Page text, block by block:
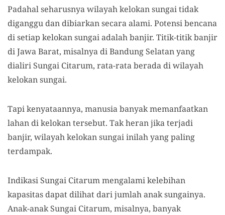
Padahal seharusnya wilayah kelokan sungai tidak
diganggu dan dibiarkan secara alami. Potensi bencana
di setiap kelokan sungai adalah banjir. Titik-titik banjir
di Jawa Barat, misalnya di Bandung Selatan yang
dialiri Sungai Citarum, rata-rata berada di wilayah
kelokan sungai.
Tapi kenyataannya, manusia banyak memanfaatkan
lahan di kelokan tersebut. Tak heran jika terjadi
banjir, wilayah kelokan sungai inilah yang paling
terdampak.
Indikasi Sungai Citarum mengalami kelebihan
kapasitas dapat dilihat dari jumlah anak sungainya.
Anak-anak Sungai Citarum, misalnya, banyak